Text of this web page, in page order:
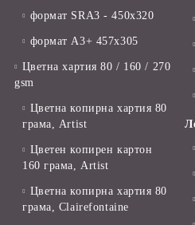
формат SRA3 - 450x320
формат А3+ 457x305
Цветна хартия 80 / 160 / 270
gsm
Цветна копирна хартия 80
грама, Artist
Цветен копирен картон
160 грама, Artist
Цветна копирна хартия 80
грама, Clairefontaine